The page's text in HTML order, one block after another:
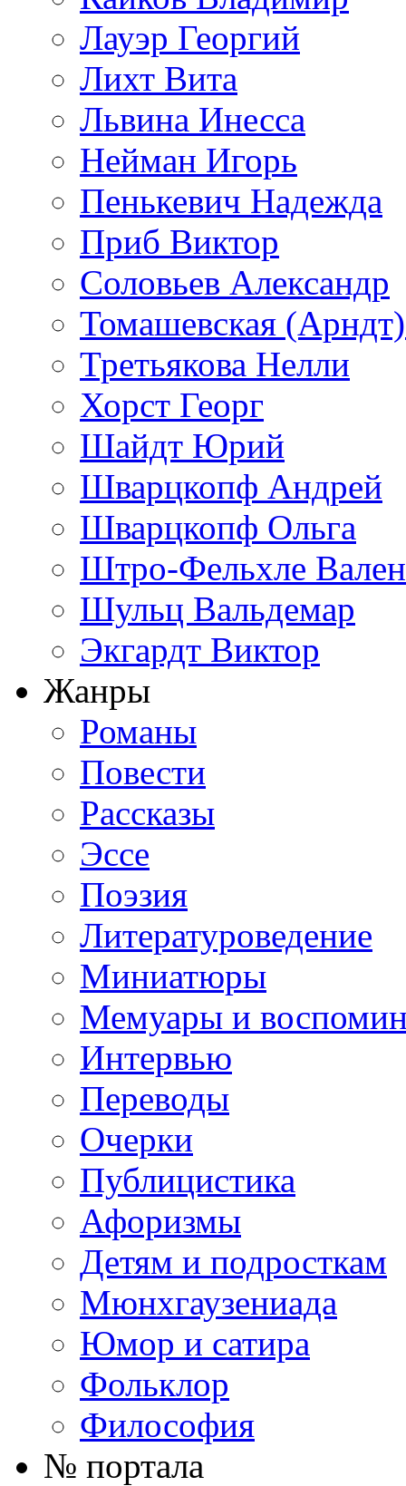
Лауэр Георгий
Лихт Вита
Львина Инесса
Нейман Игорь
Пенькевич Надежда
Приб Виктор
Соловьев Александр
Томашевская
Третьякова Нелли
Хорст Георг
Шайдт Юрий
Шварцкопф Андрей
Шварцкопф Ольга
Штро-Фельхле
Шульц Вальдемар
Экгардт Виктор
Жанры
Романы
Повести
Рассказы
Эссе
Поэзия
Литературоведение
Миниатюры
Мемуары и
Интервью
Переводы
Очерки
Публицистика
Афоризмы
Детям и подросткам
Мюнхгаузениада
Юмор и сатира
Фольклор
Философия
№ портала